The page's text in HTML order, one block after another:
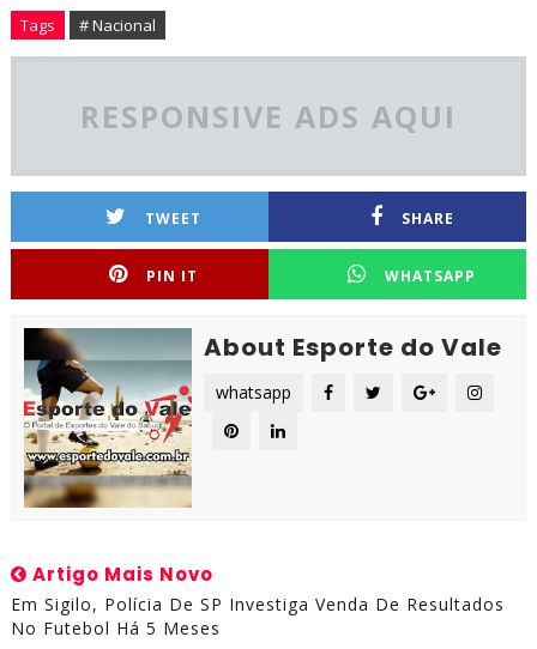
Tags # Nacional
RESPONSIVE ADS AQUI
TWEET SHARE
PIN IT WHATSAPP
About Esporte do Vale
whatsapp
Artigo Mais Novo
Em Sigilo, Polícia De SP Investiga Venda De Resultados
No Futebol Há 5 Meses